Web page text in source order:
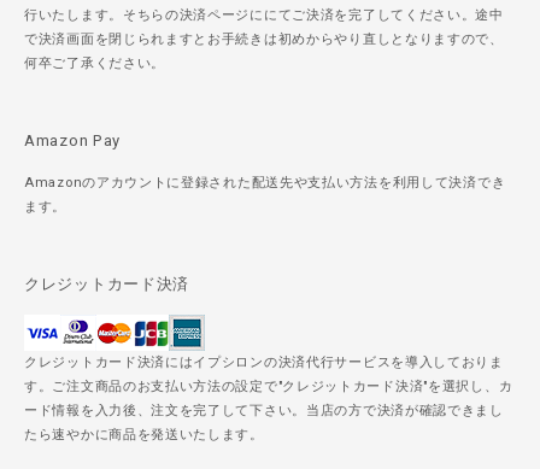
行いたします。そちらの決済ページににてご決済を完了してください。途中
で決済画面を閉じられますとお手続きは初めからやり直しとなりますので、
何卒ご了承ください。
Amazon Pay
Amazonのアカウントに登録された配送先や支払い方法を利用して決済でき
ます。
クレジットカード決済
クレジットカード決済にはイプシロンの決済代行サービスを導入しておりま
す。ご注文商品のお支払い方法の設定で"クレジットカード決済"を選択し、カ
ード情報を入力後、注文を完了して下さい。当店の方で決済が確認できまし
たら速やかに商品を発送いたします。